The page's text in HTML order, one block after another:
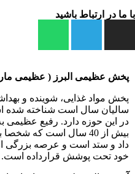
با ما در ارتباط باشید
پخش عظیمی البرز ( عظیمی
پخش مواد غذایی، شوینده و
سالیان سال است شناخته شده
در این حوزه دارد. رفیع عظیمی
بیش از 40 سال است که
داد و ستد است و عرصه بزرگی
خود تحت پوشش قرارداده است.